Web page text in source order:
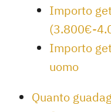
Importo
(3.800€-
Importo
uomo
Quanto